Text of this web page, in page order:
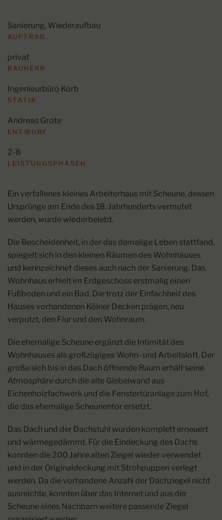
Sanierung, Wiederaufbau
AUFTRAG
privat
BAUHERR
Ingenieurbüro Korb
STATIK
Andreas Grote
ENTWURF
2-8
LEISTUNGSPHASEN
Ein verfallenes kleines Arbeiterhaus mit Scheune, dessen
Ursprünge am Ende des 18. Jahrhunderts vermutet
werden, wurde wiederbelebt.
Die Bescheidenheit, in der das damalige Leben stattfand,
spiegelt sich in den kleinen Räumen des Wohnhauses
und kennzeichnet dieses auch nach der Sanierung. Das
Wohnhaus erhielt im Erdgeschoss erstmalig einen
Fußboden und ein Bad. Die trotz der Einfachheit des
Hauses vorhandenen Kölner Decken prägen, neu
verputzt, den Flur und den Wohnraum.
Die ehemalige Scheune ergänzt die Intimität des
Wohnhauses als großzügiges Wohn- und Arbeitsloft. Der
große sich bis in das Dach öffnende Raum erhält seine
Atmosphäre durch die alte Giebelwand aus
Eichenholzfachwerk und die Fenstertüranlage zum Hof,
die das ehemalige Scheunentor ersetzt.
Das Dach und der Dachstuhl wurden komplett erneuert
und wärmegedämmt. Für die Eindeckung des Dachs
konnten die 200 Jahre alten Ziegel wieder verwendet
und in der Originaldeckung mit Strohpuppen verlegt
werden. Da die vorhandene Anzahl der Dachziegel nicht
ausreichte, konnten über das Internet und aus der
Scheune eines Nachbarn weitere passende Ziegel